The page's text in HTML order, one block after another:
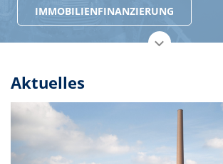
ÜBER UNS
Aktuelles